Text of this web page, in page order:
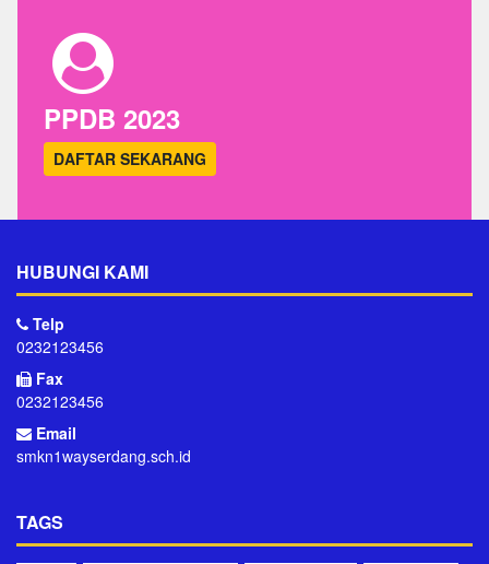
PPDB 2023
DAFTAR SEKARANG
HUBUNGI KAMI
Telp
0232123456
Fax
0232123456
Email
smkn1wayserdang.sch.id
TAGS